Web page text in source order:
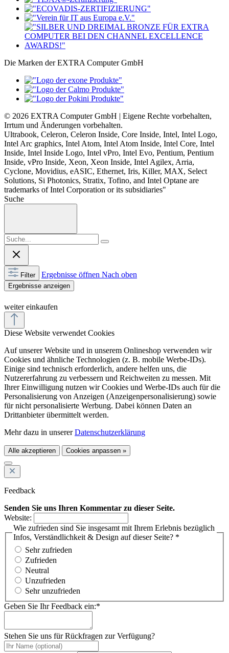
Die Marken der EXTRA Computer GmbH
© 2026 EXTRA Computer GmbH | Eigene Rechte vorbehalten,
Irrtum und Änderungen vorbehalten.
Ultrabook, Celeron, Celeron Inside, Core Inside, Intel, Intel Logo,
Intel Arc graphics, Intel Atom, Intel Atom Inside, Intel Core, Intel
Inside, Intel Inside Logo, Intel vPro, Intel Evo, Pentium, Pentium
Inside, vPro Inside, Xeon, Xeon Inside, Intel Agilex, Arria,
Cyclone, Movidius, eASIC, Ethernet, Iris, Killer, MAX, Select
Solutions, Si Photonics, Stratix, Tofino, and Intel Optane are
trademarks of Intel Corporation or its subsidiaries"
Suche
Filter Ergebnisse öffnen Nach oben
Ergebnisse anzeigen
weiter einkaufen
Diese Website verwendet Cookies
Auf unserer Website und in unserem Onlineshop verwenden wir
Cookies und ähnliche Technologien (z. B. mobile Werbe-IDs).
Einige sind technisch erforderlich, andere helfen uns, die
Nutzererfahrung zu verbessern und Reichweiten zu messen. Mit
Ihrer Einwilligung nutzen wir Cookies und Werbe-IDs auch für die
Personalisierung von Anzeigen (Anzeigenpersonalisierung) sowie
für nicht personalisierte Werbung. Dabei können Daten an
Drittanbieter übermittelt werden.
Mehr dazu in unsererDatenschutzerklärung
Alle akzeptieren Cookies anpassen »
Feedback
Senden Sie uns Ihren Kommentar zu dieser Seite.
Website:
Wie zufrieden sind Sie insgesamt mit Ihrem Erlebnis bezüglich
Infos, Verständlichkeit & Design auf dieser Seite? *
Sehr zufrieden
Zufrieden
Neutral
Unzufrieden
Sehr unzufrieden
Geben Sie Ihr Feedback ein:*
Stehen Sie uns für Rückfragen zur Verfügung?